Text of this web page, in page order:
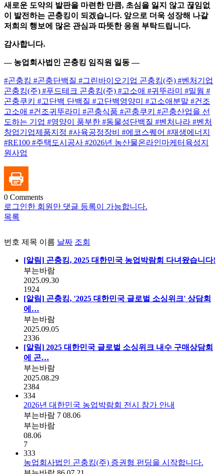
새로운 도약의 발판을 마련한 만큼, 초심을 잃지 않고 끊임없
이 발전하는 곤충킹이 되겠습니다. 앞으로 더욱 성장해 나갈
저희의 행보에 많은 관심과 따뜻한 응원 부탁드립니다.
감사합니다.
— 농업회사법인 곤충킹 임직원 일동 —
#곤충킹 #곤충단백질 #그린바이오기업 곤충킹(주) #벤처기업
곤충킹(주) #푸드테크 곤충킹(주) #고소애 #귀뚜라미 #밀웜 #
곤충쿠키 #고단백 단백질 #고단백영양미 #고소애분말 #건조
고소애 #건조귀뚜라미 #곤충식품 #곤충쿠키 #곤충산업을 선
도하는 기업 #영양이 풍부한 #동물성단백질 #벤처나라 #벤처
창업기업제품지정 #사육공정장비 #에코스퀘어 #재생에너지
#RE100 #주택도시공사 #2026년 농산물온라인마케터육성지
원사업
0 Comments
로그인한 회원만 댓글 등록이 가능합니다.
목록
번호 제목 이름 날짜 조회
[알림] 곤충킹, 2025 대한민국 농업박람회 다녀왔습니다!
부는바람
2025.09.30
1924
[알림] 곤충킹, '2025 대한민국 글로벌 소싱위크' 상담회
에…
부는바람
2025.09.05
2336
[알림] 2025 대한민국 글로벌 소싱위크 내수 구매상담회
에 곤…
부는바람
2025.08.29
2384
334
2026년 대한민국 농업박람회 전시 참가 안내
부는바람 7 08.06
부는바람
08.06
7
333
농업회사법인 곤충킹(주) 증권형 펀딩을 시작합니다.